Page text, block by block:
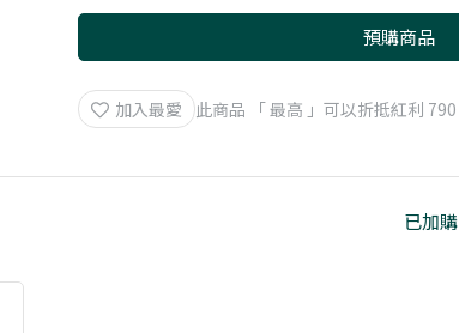
預購商品
加入最愛 此商品 「 最高 」可以折抵紅利 790
已加購